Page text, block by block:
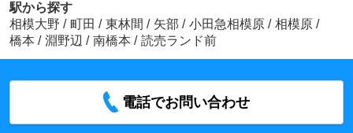
駅から探す
相模大野 / 町田 / 東林間 / 矢部 / 小田急相模原 / 相模原 /
橋本 / 淵野辺 / 南橋本 / 読売ランド前
電話でお問い合わせ